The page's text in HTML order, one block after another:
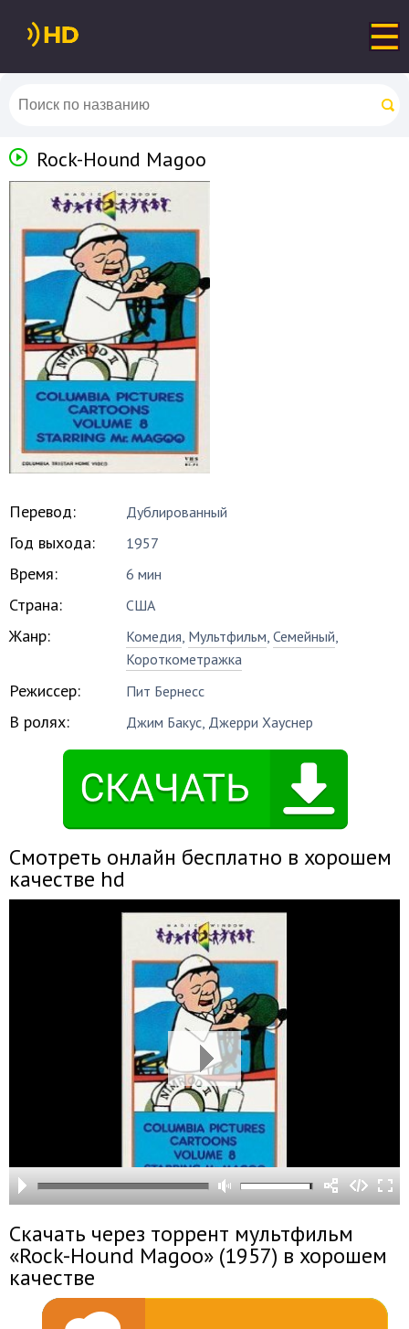
Rock-Hound Magoo
Перевод: Дублированный
Год выхода: 1957
Время: 6 мин
Страна: США
Жанр: Комедия, Мультфильм,Семейный,
Короткометражка
Режиссер: Пит Бернесс
В ролях: Джим Бакус, Джерри Хауснер
Смотреть онлайн бесплатно в хорошем
качестве hd
Скачать через торрент мультфильм
«Rock-Hound Magoo» (1957) в хорошем
качестве